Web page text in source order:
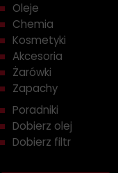
Oleje
Chemia
Kosmetyki
Akcesoria
Żarówki
Zapachy
Poradniki
Dobierz olej
Dobierz filtr